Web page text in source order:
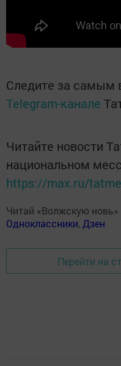
Следите за самым
Telegram-канале
Читайте новости
национальном
https://max.ru/
Читай «Волжскую новь»
Одноклассники,Дзен
Перейти на